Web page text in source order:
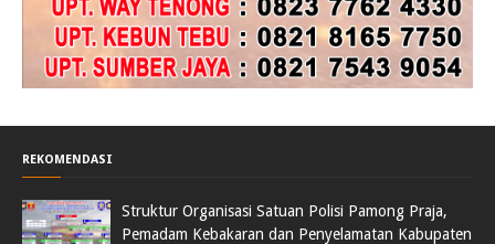
REKOMENDASI
Struktur Organisasi Satuan Polisi Pamong Praja,
Pemadam Kebakaran dan Penyelamatan Kabupaten